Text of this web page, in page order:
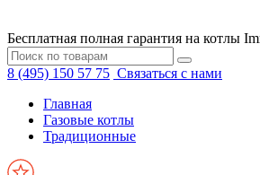
Бесплатная полная гарантия на котлы
8 (495) 150 57 75 Связаться с нами
Главная
Газовые котлы
Традиционные